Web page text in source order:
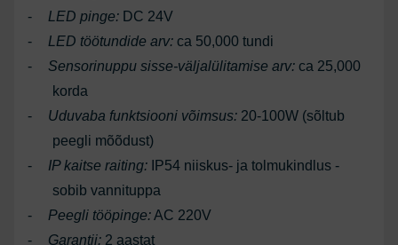
- LED pinge: DC 24V
- LED töötundide arv: ca 50,000 tundi
-Sensorinuppu sisse-väljalülitamise arv: ca 25,000
korda
- Uduvaba funktsiooni võimsus: 20-100W (sõltub
peegli mõõdust)
- IP kaitse raiting: IP54 niiskus- ja tolmukindlus -
sobib vannituppa
- Peegli tööpinge:AC 220V
- Garantii: 2 aastat